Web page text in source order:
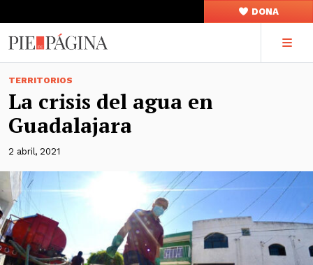
DONA
TERRITORIOS
La crisis del agua en
Guadalajara
2 abril, 2021